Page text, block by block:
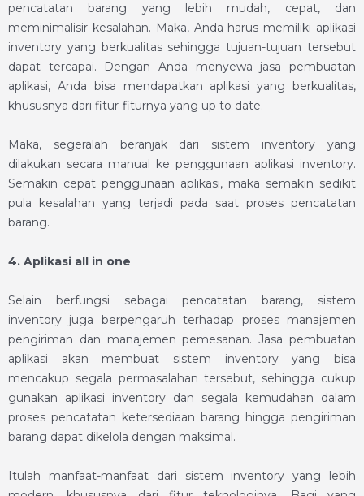
pencatatan barang yang lebih mudah, cepat, dan
meminimalisir kesalahan. Maka, Anda harus memiliki aplikasi
inventory yang berkualitas sehingga tujuan-tujuan tersebut
dapat tercapai. Dengan Anda menyewa jasa pembuatan
aplikasi, Anda bisa mendapatkan aplikasi yang berkualitas,
khususnya dari fitur-fiturnya yang up to date.
Maka, segeralah beranjak dari sistem inventory yang
dilakukan secara manual ke penggunaan aplikasi inventory.
Semakin cepat penggunaan aplikasi, maka semakin sedikit
pula kesalahan yang terjadi pada saat proses pencatatan
barang.
4. Aplikasi all in one
Selain berfungsi sebagai pencatatan barang, sistem
inventory juga berpengaruh terhadap proses manajemen
pengiriman dan manajemen pemesanan. Jasa pembuatan
aplikasi akan membuat sistem inventory yang bisa
mencakup segala permasalahan tersebut, sehingga cukup
gunakan aplikasi inventory dan segala kemudahan dalam
proses pencatatan ketersediaan barang hingga pengiriman
barang dapat dikelola dengan maksimal.
Itulah manfaat-manfaat dari sistem inventory yang lebih